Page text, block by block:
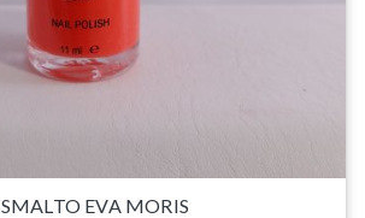
SMALTO EVA MORIS